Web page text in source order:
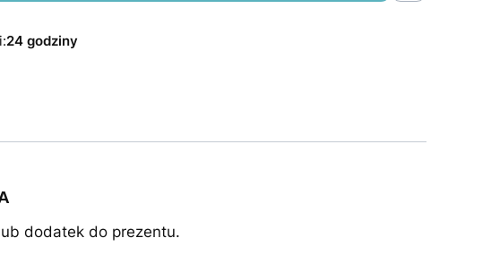
24 godziny
dodatek do prezentu.